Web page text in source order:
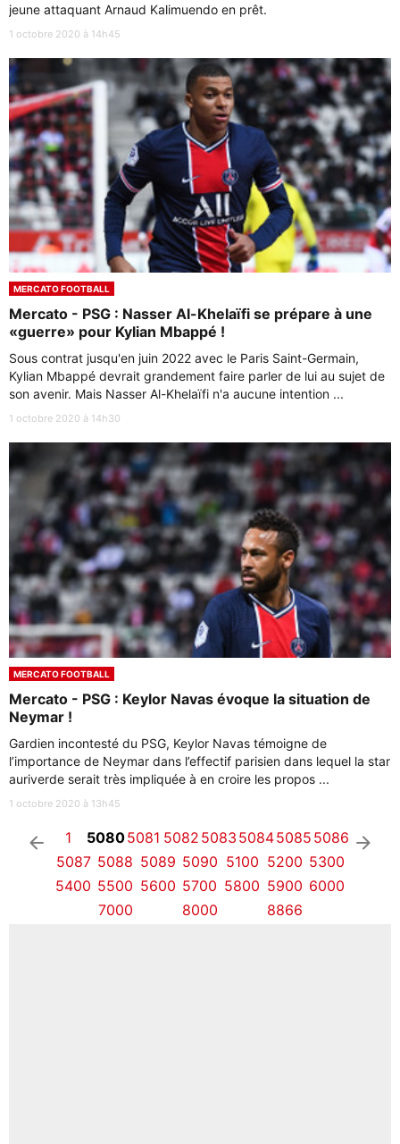
jeune attaquant Arnaud Kalimuendo en prêt.
1 octobre 2020 à 14h45
MERCATO FOOTBALL
Mercato - PSG : Nasser Al-Khelaïfi se prépare à une
«guerre» pour Kylian Mbappé !
Sous contrat jusqu'en juin 2022 avec le Paris Saint-Germain,
Kylian Mbappé devrait grandement faire parler de lui au sujet de
son avenir. Mais Nasser Al-Khelaïfi n'a aucune intention ...
1 octobre 2020 à 14h30
MERCATO FOOTBALL
Mercato - PSG : Keylor Navas évoque la situation de
Neymar !
Gardien incontesté du PSG, Keylor Navas témoigne de
l’importance de Neymar dans l’effectif parisien dans lequel la star
auriverde serait très impliquée à en croire les propos ...
1 octobre 2020 à 13h45
arrow_left 1 50805081 5082 5083 50845085 5086
5087 5088 5089 5090 5100 5200 5300
5400 5500 5600 5700 5800 5900 6000
7000
8000 8866
arrow_right